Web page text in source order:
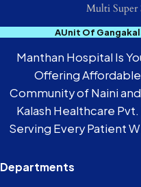
Multi Super
AUnit Of
Manthan Hospital Is
Offering Affordable
Community of Naini
Kalash Healthcare
Serving Every Patient
Departments